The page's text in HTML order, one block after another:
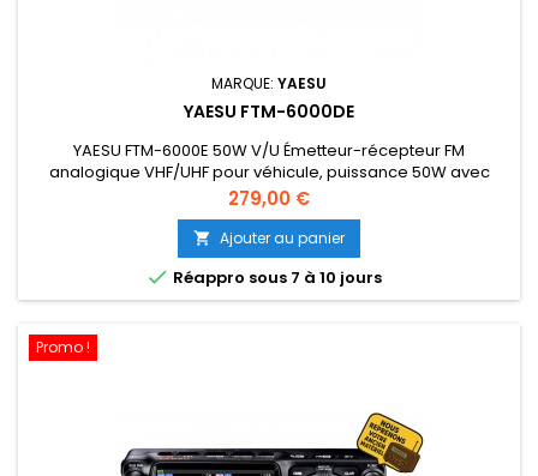
MARQUE: YAESU
YAESU FTM-6000DE
YAESU FTM-6000E 50W V/U Émetteur-récepteur FM
analogique VHF/UHF pour véhicule, puissance 50W avec
microphone DTMF fourni. Possibilité d'installer l'option
Bluetooth® pour une utilisation avec un casque sans fil.
Interface utilisateur intuitive et facile à utiliser. Référence :
XAH079M304-1
Prix
279,00 €
 Ajouter au panier
 Réappro sous 7 à 10 jours
Promo !